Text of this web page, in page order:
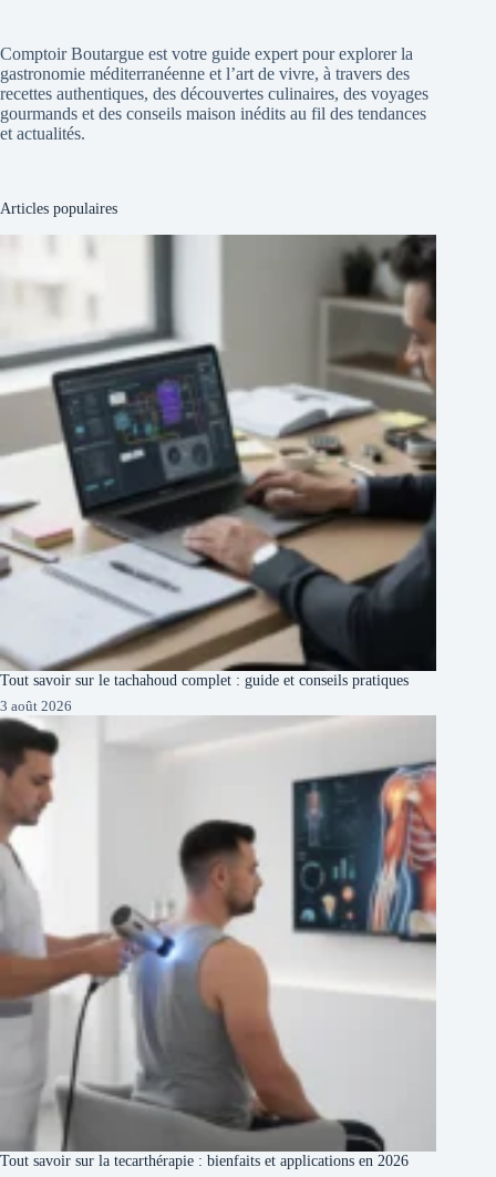
Comptoir Boutargue est votre guide expert pour explorer la
gastronomie méditerranéenne et l’art de vivre, à travers des
recettes authentiques, des découvertes culinaires, des voyages
gourmands et des conseils maison inédits au fil des tendances
et actualités.
Articles populaires
Tout savoir sur le tachahoud complet : guide et conseils pratiques
3 août 2026
Tout savoir sur la tecarthérapie : bienfaits et applications en 2026